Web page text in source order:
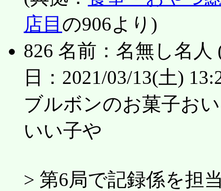
店目 の906より)
826 名前：名無し名人
日：2021/03/13(土)
ブルボンのお菓子お
いい子や
> 第6局で記録係を担